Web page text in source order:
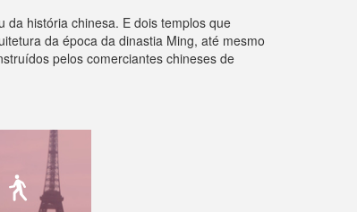
da história chinesa. E dois templos que
da época da dinastia Ming, até mesmo
pelos comerciantes chineses de